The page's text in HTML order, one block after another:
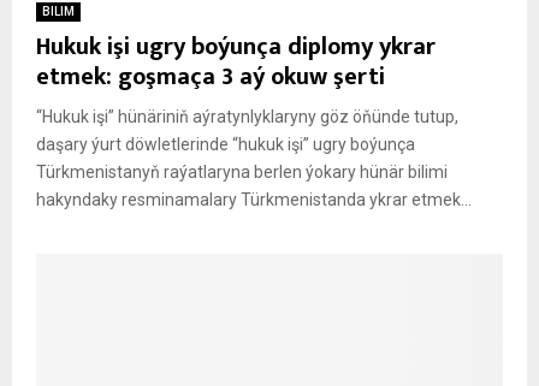
BILIM
Hukuk işi ugry boýunça diplomy ykrar
etmek: goşmaça 3 aý okuw şerti
“Hukuk işi” hünäriniň aýratynlyklaryny göz öňünde tutup,
daşary ýurt döwletlerinde “hukuk işi” ugry boýunça
Türkmenistanyň raýatlaryna berlen ýokary hünär bilimi
hakyndaky resminamalary Türkmenistanda ykrar etmek...